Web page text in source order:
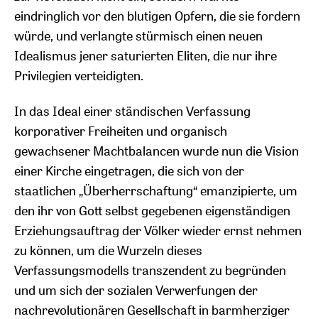
eindringlich vor den blutigen Opfern, die sie fordern
würde, und verlangte stürmisch einen neuen
Idealismus jener saturierten Eliten, die nur ihre
Privilegien verteidigten.
In das Ideal einer ständischen Verfassung
korporativer Freiheiten und organisch
gewachsener Machtbalancen wurde nun die Vision
einer Kirche eingetragen, die sich von der
staatlichen „Überherrschaftung“ emanzipierte, um
den ihr von Gott selbst gegebenen eigenständigen
Erziehungsauftrag der Völker wieder ernst nehmen
zu können, um die Wurzeln dieses
Verfassungsmodells transzendent zu begründen
und um sich der sozialen Verwerfungen der
nachrevolutionären Gesellschaft in barmherziger